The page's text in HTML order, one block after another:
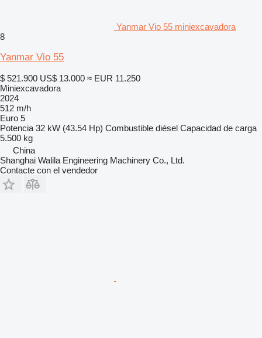
Yanmar Vio 55 miniexcavadora
8
Yanmar Vio 55
$ 521.900 US$ 13.000 ≈ EUR 11.250
Miniexcavadora
2024
512 m/h
Euro 5
Potencia 32 kW (43.54 Hp) Combustible diésel Capacidad de carga
5.500 kg
China
Shanghai Walila Engineering Machinery Co., Ltd.
Contacte con el vendedor